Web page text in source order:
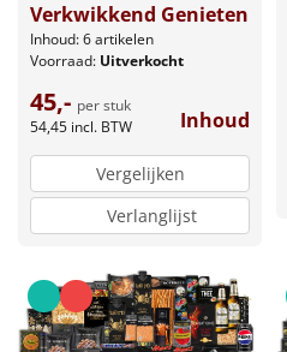
Verkwikkend Genieten
Inhoud: 6 artikelen
Voorraad: Uitverkocht
45,- per stuk
54,45 incl. BTW Inhoud
Vergelijken
Verlanglijst